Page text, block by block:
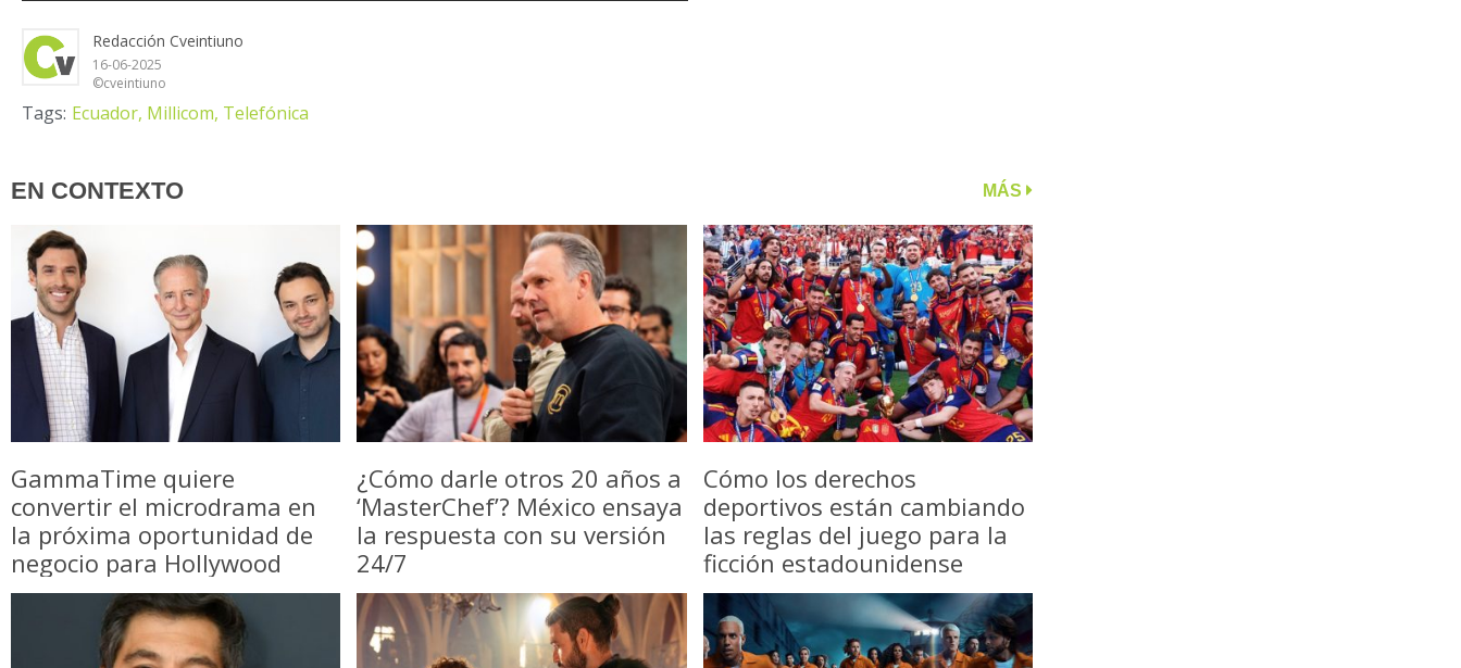
Redacción Cveintiuno
16-06-2025
©cveintiuno
Tags: Ecuador, Millicom, Telefónica
EN CONTEXTO MÁS
GammaTime quiere
convertir el microdrama en
la próxima oportunidad de
negocio para Hollywood
¿Cómo darle otros 20 años a
‘MasterChef’? México ensaya
la respuesta con su versión
24/7
Cómo los derechos
deportivos están cambiando
las reglas del juego para la
ficción estadounidense